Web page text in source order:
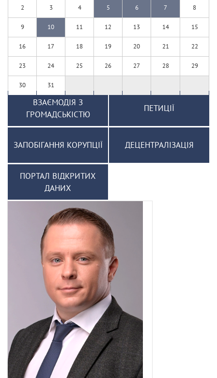
2 3 4 5 6 7 8
9 10 11 12 13 14 15
16 17 18 19 20 21 22
23 24 25 26 27 28 29
30 31
ВЗАЄМОДІЯ З
ГРОМАДСЬКІСТЮ
ПЕТИЦІЇ
ЗАПОБІГАННЯ КОРУПЦІЇ ДЕЦЕНТРАЛІЗАЦІЯ
ПОРТАЛ ВІДКРИТИХ
ДАНИХ